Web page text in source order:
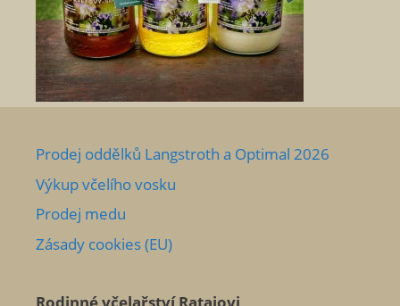
Prodej oddělků Langstroth a Optimal 2026
Výkup včelího vosku
Prodej medu
Zásady cookies (EU)
Rodinné včelařství Ratajovi